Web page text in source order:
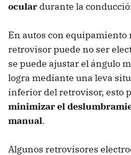
ocular durante la
En autos con equipamiento
retrovisor puede no ser
se puede ajustar el ángulo
logra mediante una leva
inferior del retrovisor, esto
minimizar el
manual.
Algunos retrovisores